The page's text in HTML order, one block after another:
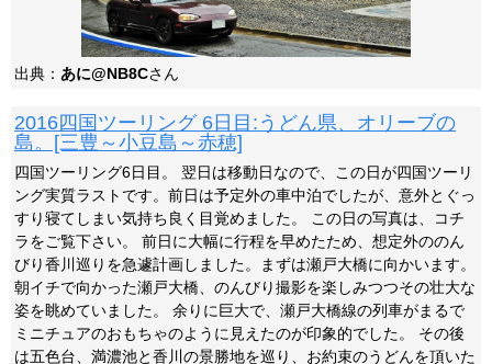
出典： あに@NB8Cさん
2016四国ツーリング 6日目:うどん県、オリーブの
島。[三豊～小豆島～赤穂]
四国ツーリング6日目。 翌日は移動日なので、この日が四国ツーリ
ング実質ラストです。前日は予定外の車中泊でしたが、意外とぐっ
すり寝てしまい気持ち良く目覚めました。 この日の写真は、コチ
ラをご覧下さい。 前日に大幅に行程を早めたため、想定外ののん
びり香川巡りを急遽計画しました。まずは瀬戸大橋に向かいます。
朝イチで向かった瀬戸大橋、のんびり撮影を楽しみつつその壮大な
姿を眺めていました。 余りに巨大で、瀬戸大橋線の列車がまるで
ミニチュアのおもちゃのように見えたのが印象的でした。 その後
は五色台、満濃池と香川の景勝地を巡り、お約束のうどんを頂いた